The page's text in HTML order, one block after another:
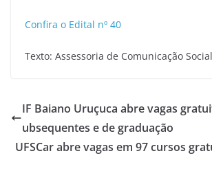
Confira o Edital nº 40
Texto: Assessoria de Comunicação
IF Baiano Uruçuca abre vagas
ubsequentes e de graduação
UFSCar abre vagas em 97 cursos